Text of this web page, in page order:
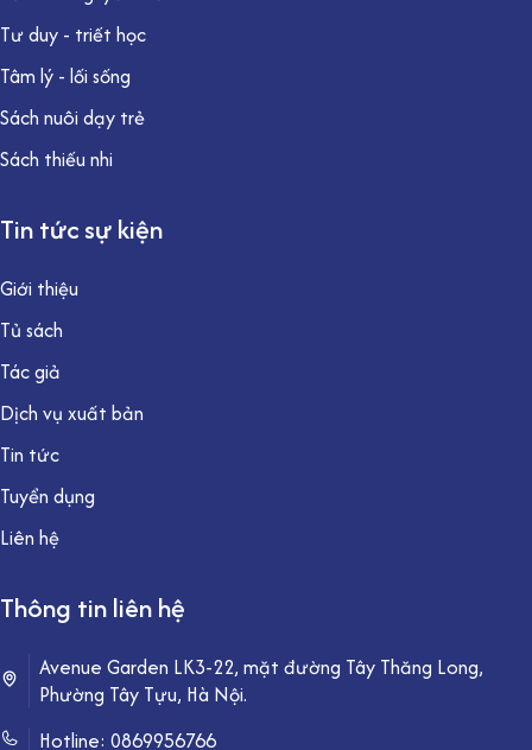
Tư duy - triết học
Tâm lý - lối sống
Sách nuôi dạy trẻ
Sách thiếu nhi
Tin tức sự kiện
Giới thiệu
Tủ sách
Tác giả
Dịch vụ xuất bản
Tin tức
Tuyển dụng
Liên hệ
Thông tin liên hệ
Avenue Garden LK3-22, mặt đường Tây Thăng Long,
Phường Tây Tựu, Hà Nội.
Hotline: 0869956766